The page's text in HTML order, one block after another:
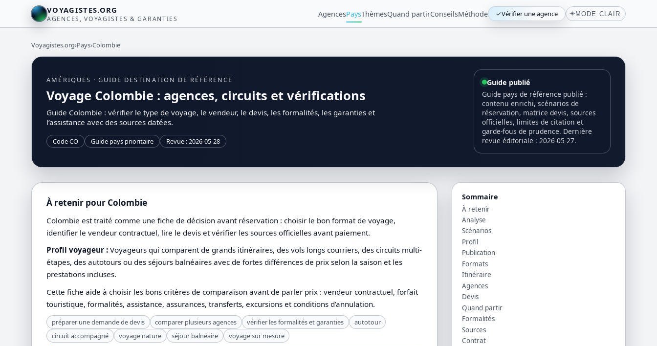
VOYAGISTES.ORG
AGENCES, VOYAGISTES & GARANTIES
AgencesPaysThèmesQuand partirConseilsMéthode ✓Vérifier une agence ☀️MODE CLAIR
Voyagistes.org›Pays›Colombie
AMÉRIQUES · GUIDE DESTINATION DE RÉFÉRENCE
Voyage Colombie : agences, circuits et vérifications
Guide Colombie : vérifier le type de voyage, le vendeur, le devis, les formalités, les garanties et
l’assistance avec des sources datées.
Code CO Guide pays prioritaire Revue : 2026-05-28
Guide publié
Guide pays de référence publié :
contenu enrichi, scénarios de
réservation, matrice devis, sources
officielles, limites de citation et
garde-fous de prudence. Dernière
revue éditoriale : 2026-05-27.
À retenir pour Colombie
Colombie est traité comme une fiche de décision avant réservation : choisir le bon format de voyage,
identifier le vendeur contractuel, lire le devis et vérifier les sources officielles avant paiement.
Profil voyageur : Voyageurs qui comparent de grands itinéraires, des vols longs courriers, des circuits multi-
étapes, des autotours ou des séjours balnéaires avec de fortes différences de prix selon la saison et les
prestations incluses.
Cette fiche aide à choisir les bons critères de comparaison avant de parler prix : vendeur contractuel, forfait
touristique, formalités, assistance, assurances, transferts, excursions et conditions d’annulation.
préparer une demande de devis comparer plusieurs agences vérifier les formalités et garanties
autotour
circuit accompagné
voyage nature séjour balnéaire voyage sur mesure
Sommaire
À retenir
Analyse
Scénarios
Profil
Publication
Formats
Itinéraire
Agences
Devis
Quand partir
Formalités
Sources
Contrat